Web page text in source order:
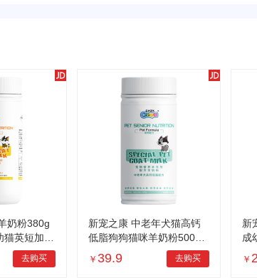
奶粉380g
英短加菲
通用
去购买
新宠之康 中老年犬猫高钙
低脂狗狗猫咪羊奶粉500g
宠物营养补充
￥ 39.9 去购买
新
成
￥